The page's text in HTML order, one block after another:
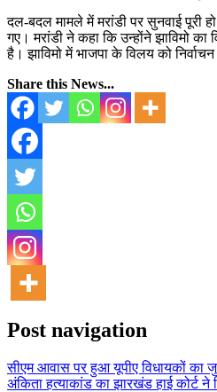
दल-बदल मामले में मरांडी पर सुनवाई पूरी
गए। मरांडी ने कहा कि उन्होंने झाविमो
है। झाविमो में भाजपा के विलय को
Share this News...
Post navigation
सीएम आवास पर हुआ यूपीए विधायकों का
अंकिता हत्याकांड का झारखंड हाई कोर्ट ने